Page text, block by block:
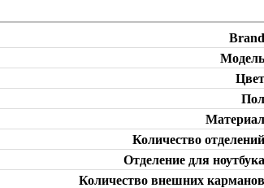
Brand
Модель
Цвет
Пол
Материал
Количество отделений
Отделение для ноутбука
Количество внешних карманов